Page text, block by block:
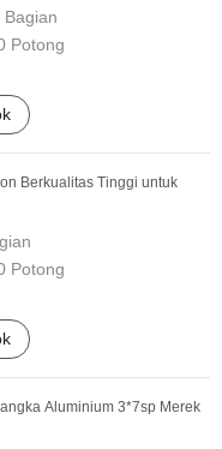
Bagian
Potong
Berkualitas Tinggi untuk
Potong
Aluminium 3*7sp Merek